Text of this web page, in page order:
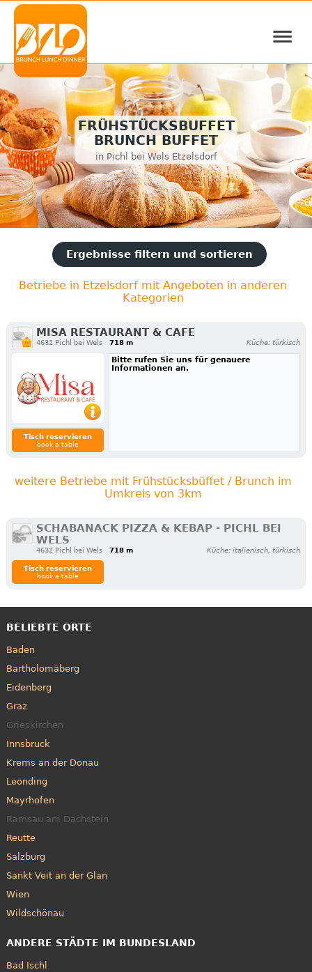
≡
FRÜHSTÜCKSBUFFET
BRUNCH BUFFET
in Pichl bei Wels Etzelsdorf
Ergebnisse filtern und sortieren
Betriebe in Etzelsdorf mit Angeboten in anderen
Kategorien
MISA RESTAURANT & CAFE
4632 Pichl bei Wels 718 m Küche: türkisch
Tisch reservieren
book a table
Bitte rufen Sie uns für genauere
Informationen an.
weitere Betriebe mit Frühstücksbüffet / Brunch im
Umkreis von 3km
SCHABANACK PIZZA & KEBAP - PICHL BEI
WELS
4632 Pichl bei Wels 718 m Küche: italienisch, türkisch
Tisch reservieren
book a table
BELIEBTE ORTE
Baden
Bartholomäberg
Eidenberg
Graz
Grieskirchen
Innsbruck
Krems an der Donau
Leonding
Mayrhofen
Ramsau am Dachstein
Reutte
Salzburg
Sankt Veit an der Glan
Wien
Wildschönau
ANDERE STÄDTE IM BUNDESLAND
Bad Ischl